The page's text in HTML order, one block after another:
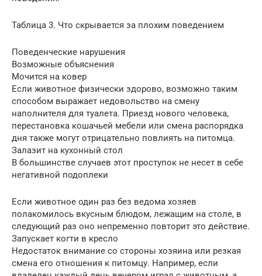
Таблица 3. Что скрывается за плохим поведением
Поведенческие нарушения
Возможные объяснения
Мочится на ковер
Если животное физически здорово, возможно таким
способом выражает недовольство на смену
наполнителя для туалета. Приезд нового человека,
перестановка кошачьей мебели или смена распорядка
дня также могут отрицательно повлиять на питомца.
Залазит на кухонный стол
В большинстве случаев этот проступок не несет в себе
негативной подоплеки
Если животное один раз без ведома хозяев
полакомилось вкусным блюдом, лежащим на столе, в
следующий раз оно непременно повторит это действие.
Запускает когти в кресло
Недостаток внимание со стороны хозяина или резкая
смена его отношения к питомцу. Например, если